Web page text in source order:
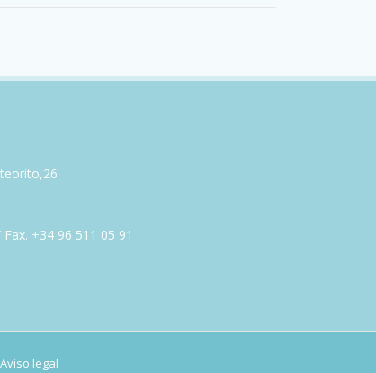
+34 96 511 05 91
Aviso legal